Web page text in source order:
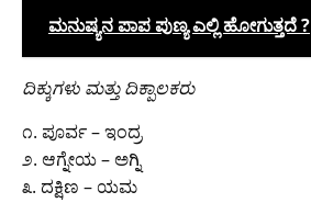
ಮನುಷ್ಯನ ಪಾಪ ಪುಣ್ಯ ಎಲ್ಲಿ ಹೋಗುತ್ತದೆ ?
ದಿಕ್ಕುಗಳು ಮತ್ತು ದಿಕ್ಪಾಲಕರು
೧. ಪೂರ್ವ – ಇಂದ್ರ
೨. ಆಗ್ನೇಯ – ಅಗ್ನಿ
೩. ದಕ್ಷಿಣ – ಯಮ